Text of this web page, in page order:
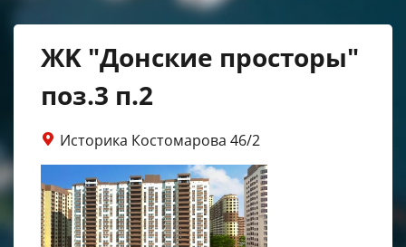
ЖK "Донские просторы"
поз.3 п.2
Историка Костомарова 46/2